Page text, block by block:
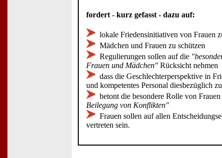
fordert - kurz gefasst - dazu auf:
lokale Friedensinitiativen von Frauen
Mädchen und Frauen zu schützen
Regulierungen sollen auf die
Frauen und Mädchen" Rücksicht nehmen
dass die Geschlechterperspektive in
und kompetentes Personal diesbezüglich
betont die besondere Rolle von
Beilegung von Konflikten"
Frauen sollen auf allen
vertreten sein.